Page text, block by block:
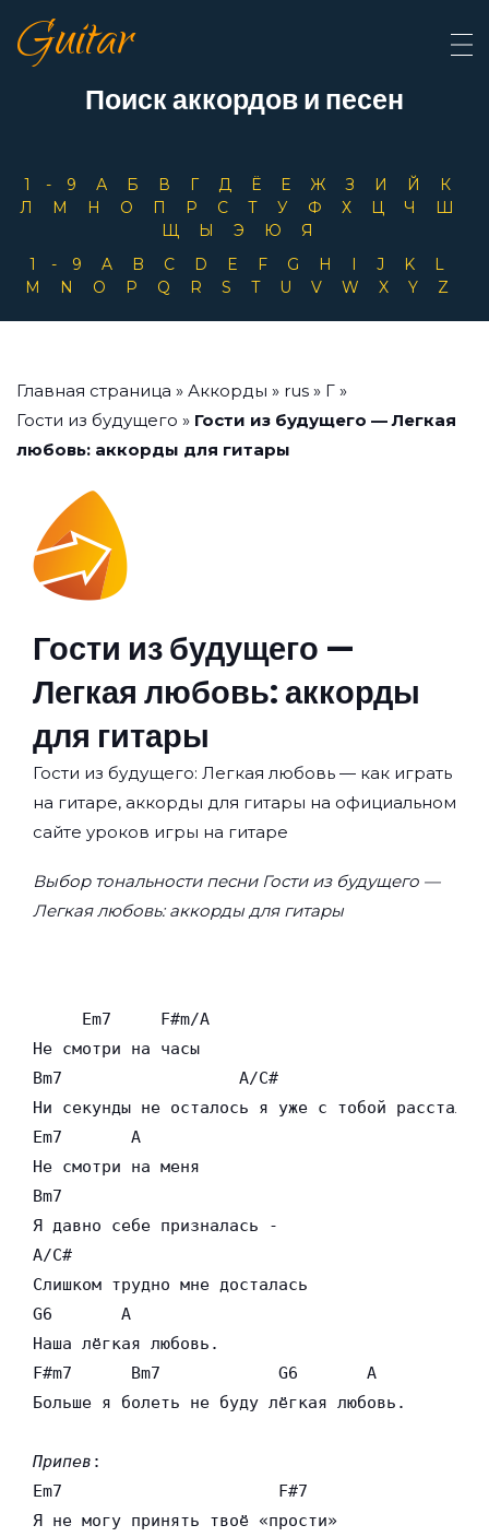
Guitar
Поиск аккордов и песен
1-9 А Б В Г Д Ё Е Ж З И Й
К
Л
М Н О П Р С Т У Ф Х Ц Ч
Ш
Щ
Ы Э Ю
Я
1-9
A B C D E F G H I J K
L
M
N O P Q R S T U V W X Y Z
Главная страница » Аккорды » rus » Г »
Гости из будущего » Гости из будущего — Легкая
любовь: аккорды для гитары
Гости из будущего —
Легкая любовь: аккорды
для гитары
Гости из будущего: Легкая любовь — как играть
на гитаре, аккорды для гитары на официальном
сайте уроков игры на гитаре
Выбор тональности песни Гости из будущего —
Легкая любовь: аккорды для гитары
     Em7     F#m/A
Не смотри на часы
Bm7                  A/C#
Ни секунды не осталось я уже с тобой
Em7       A
Не смотри на меня
Bm7
Я давно себе призналась -
A/C#
Слишком трудно мне досталась
G6       A
Наша лёгкая любовь.
F#m7      Bm7            G6       A
Больше я болеть не буду лёгкая любовь.
Припев :
Em7                      F#7
Я не могу принять твоё «прости»